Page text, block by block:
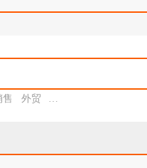
售 外贸 助理